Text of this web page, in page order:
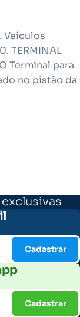
Veículos
TERMINAL
Terminal para
no pistão da
Cadastrar
Cadastrar